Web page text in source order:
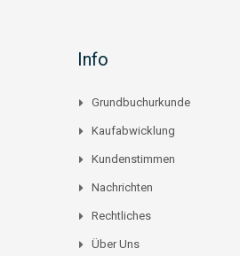
Info
Grundbuchurkunde
Kaufabwicklung
Kundenstimmen
Nachrichten
Rechtliches
Über Uns